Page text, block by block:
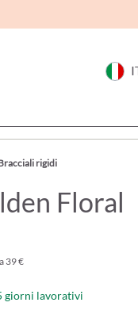
rigidi
Floral
39 €
giorni lavorativi